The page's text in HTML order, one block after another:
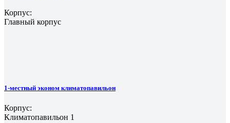
Корпус:
Главный корпус
1-местный эконом климатопавильон
Корпус:
Климатопавильон 1